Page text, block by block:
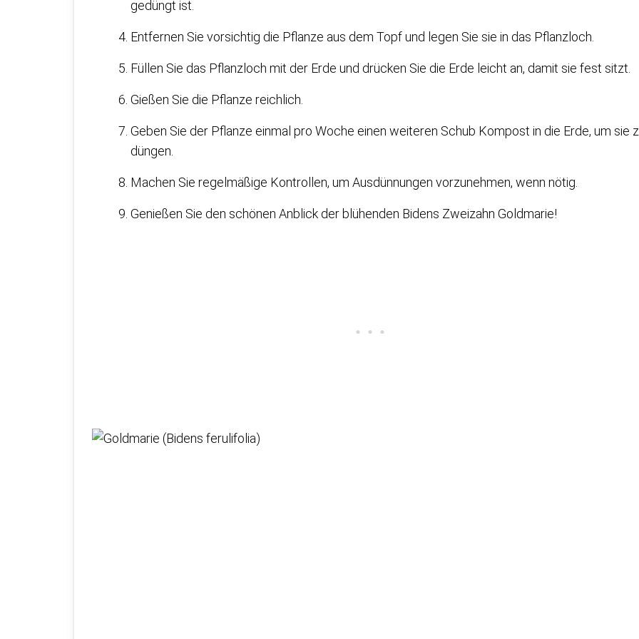
gedüngt ist.
Entfernen Sie vorsichtig die Pflanze aus dem Topf und legen Sie sie in das Pflanzloch.
Füllen Sie das Pflanzloch mit der Erde und drücken Sie die Erde leicht an, damit sie fest sitzt.
Gießen Sie die Pflanze reichlich.
Geben Sie der Pflanze einmal pro Woche einen weiteren Schub Kompost in die Erde, um sie
düngen.
Machen Sie regelmäßige Kontrollen, um Ausdünnungen vorzunehmen, wenn nötig.
Genießen Sie den schönen Anblick der blühenden Bidens Zweizahn Goldmarie!